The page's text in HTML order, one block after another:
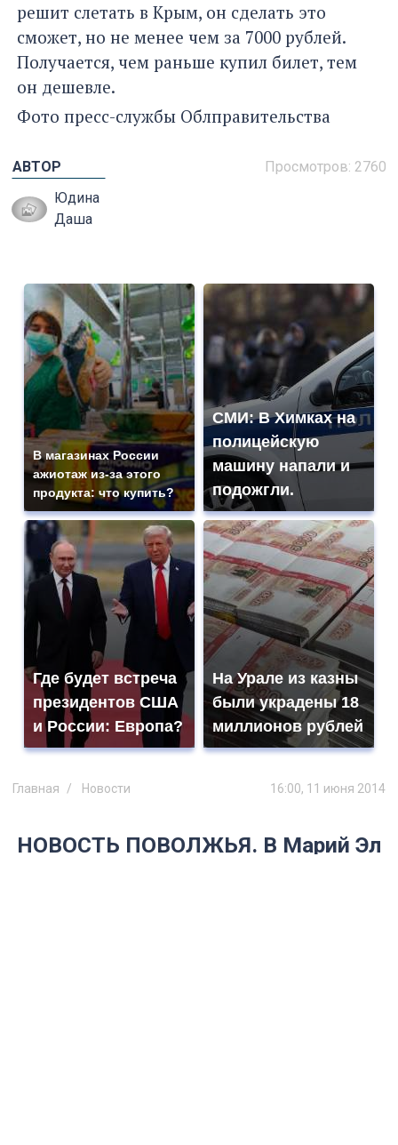
решит слетать в Крым, он сделать это
сможет, но не менее чем за 7000 рублей.
Получается, чем раньше купил билет, тем
он дешевле.
Фото пресс-службы Облправительства
Просмотров: 2760
АВТОР
Юдина
Даша
В магазинах России
ажиотаж из-за этого
продукта: что купить?
СМИ: В Химках на
полицейскую
машину напали и
подожгли.
Где будет встреча
президентов США
и России: Европа?
На Урале из казны
были украдены 18
миллионов рублей
Главная Новости 16:00, 11 июня 2014
НОВОСТЬ ПОВОЛЖЬЯ. В Марий Эл